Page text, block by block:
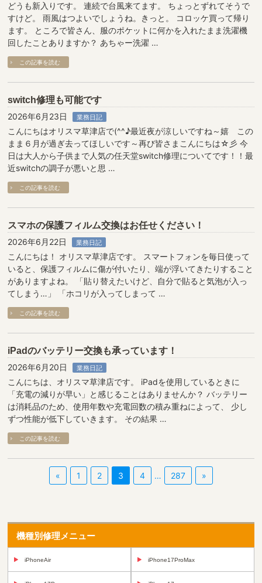
どうも新入りです。 連続で台風来てます。 ちょっとずれてそうで
すけど。 雨風はつよいでしょうね。きっと。 コロッケ買って帰り
ます。 ところで皆さん、服のポケットに何かを入れたまま洗濯機
回したことありますか？ あちゃー洗濯 …
この記事を読む
switch修理も可能です
2026年6月23日
業務日記
こんにちはオリスマ草津店で(^^♪最近夜が涼しいですね～嬉 この
まま６月が過ぎ去ってほしいです～再び皆さまこんにちは☆彡 今
日は大人から子供まで人気の任天堂switch修理についてです！！最
近switchの調子が悪いと思 …
この記事を読む
スマホの保護フィルム交換はお任せください！
2026年6月22日
業務日記
こんにちは！ オリスマ草津店です。 スマートフォンを毎日使って
いると、保護フィルムに傷が付いたり、端が浮いてきたりすること
がありますよね。 「貼り替えたいけど、自分で貼ると気泡が入っ
てしまう…」 「ホコリが入ってしまって …
この記事を読む
iPadのバッテリー交換も承っています！
2026年6月20日
業務日記
こんにちは、オリスマ草津店です。 iPadを使用しているときに
「充電の減りが早い」と感じることはありませんか？ バッテリー
は消耗品のため、使用年数や充電回数の積み重ねによって、 少し
ずつ性能が低下していきます。 その結果 …
この記事を読む
« 1 2 3 4 … 287 »
機種別修理メニュー
iPhoneAir iPhone17ProMax